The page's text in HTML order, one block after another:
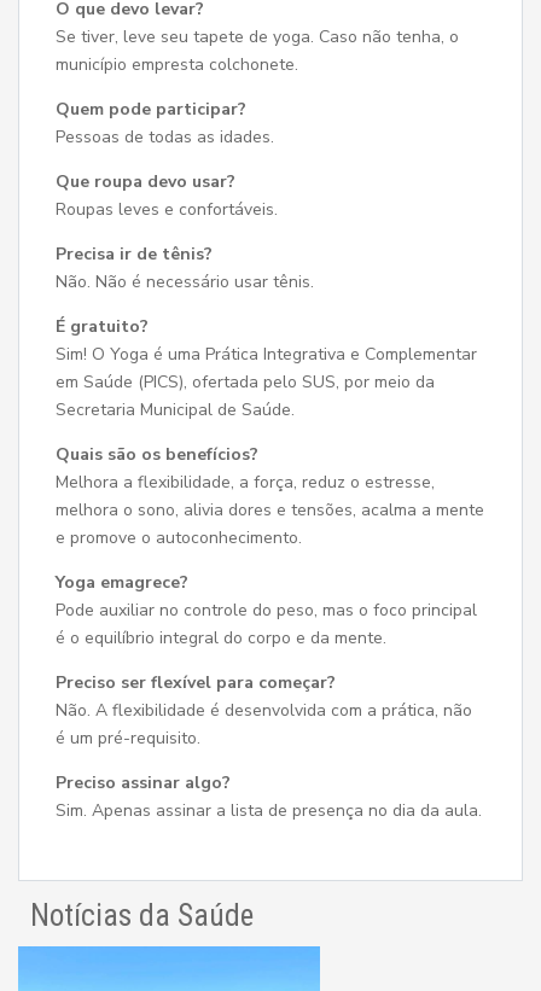
O que devo levar?
Se tiver, leve seu tapete de yoga. Caso não tenha, o
município empresta colchonete.
Quem pode participar?
Pessoas de todas as idades.
Que roupa devo usar?
Roupas leves e confortáveis.
Precisa ir de tênis?
Não. Não é necessário usar tênis.
É gratuito?
Sim! O Yoga é uma Prática Integrativa e Complementar
em Saúde (PICS), ofertada pelo SUS, por meio da
Secretaria Municipal de Saúde.
Quais são os benefícios?
Melhora a flexibilidade, a força, reduz o estresse,
melhora o sono, alivia dores e tensões, acalma a mente
e promove o autoconhecimento.
Yoga emagrece?
Pode auxiliar no controle do peso, mas o foco principal
é o equilíbrio integral do corpo e da mente.
Preciso ser flexível para começar?
Não. A flexibilidade é desenvolvida com a prática, não
é um pré-requisito.
Preciso assinar algo?
Sim. Apenas assinar a lista de presença no dia da aula.
Notícias da Saúde